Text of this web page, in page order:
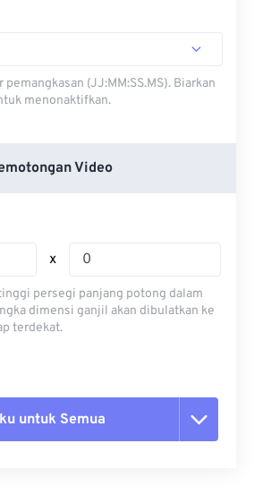
(JJ:MM:SS.MS). Biarkan
menonaktifkan.
Video
x
persegi panjang potong dalam
dimensi ganjil akan dibulatkan ke
terdekat.
untuk Semua